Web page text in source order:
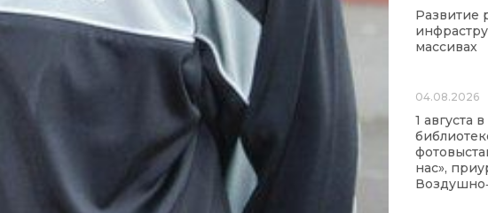
Развитие
массивах
04.08.2026
1 августа
нас»,